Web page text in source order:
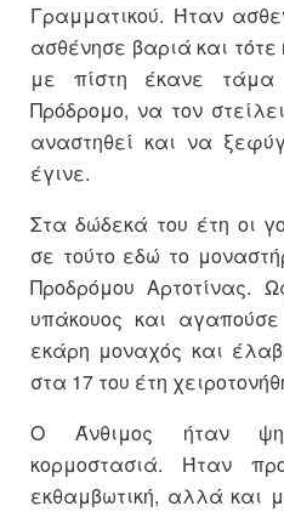
Γραμματικού. Ήταν
ασθένησε βαριά και
με πίστη έκανε τάμα
Πρόδρομο, να τον
αναστηθεί και να
έγινε.
Στα δώδεκά του έτη οι
σε τούτο εδώ το
Προδρόμου Αρτοτίνας.
υπάκουος και
εκάρη μοναχός και
στα 17 του έτη
Ο Άνθιμος ήταν
κορμοστασιά. Ήταν
εκθαμβωτική, αλλά και